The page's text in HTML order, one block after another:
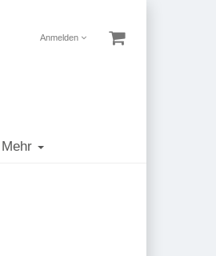
Anmelden
Mehr